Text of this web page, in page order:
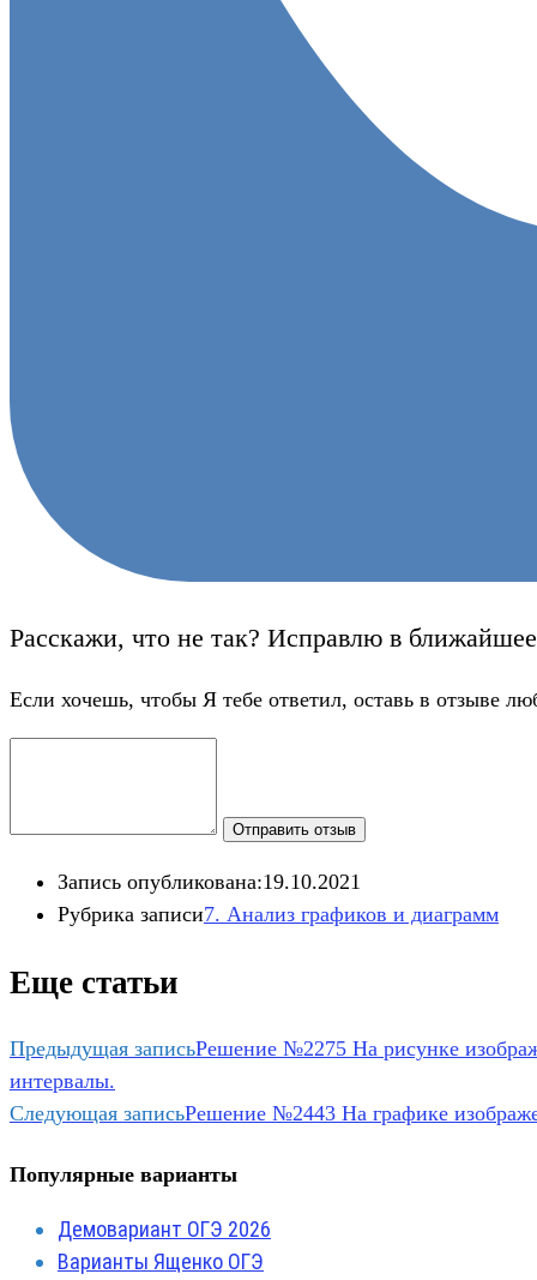
Расскажи, что не так? Исправлю в
Если хочешь, чтобы Я тебе ответил, оставь в отзыве
Отправить отзыв
Запись опубликована:19.10.2021
Рубрика записи7. Анализ графиков и диаграмм​
Еще статьи
Предыдущая записьРешение №2275 На рисунке
интервалы.
Следующая записьРешение №2443 На графике
Популярные варианты
Демовариант ОГЭ 2026
Варианты Ященко ОГЭ